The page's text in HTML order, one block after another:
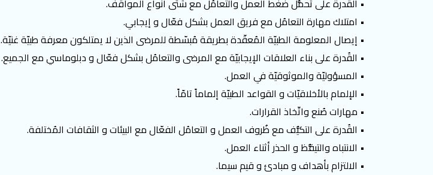
• القُدرة على تحمُّل ضغط العمل والتعامُل مع شتّى أنواع المواقف.
• امتلاك مهارة التعامُل مع فريق العمل بشكل فعّال و إيجابي.
• إيصال المعلومة الطبيّة المُعقّدة بطريقة مُبسّطة للمرضى الذين لا يمتلكون معرفة طبيّة غنيّة.
• القُدرة على بناء العلاقات الإيجابيّة مع المرضى والتعامُل بشكل فعّال و دبلوماسي مع الجميع.
• المسؤوليّة والموثوقيّة في العمل.
• الإلمام بالأخلاقيّات و القواعد الطبيّة إلماماً تامّاً.
• مهارات صُنع واتّخاذ القرارات.
• القُدرة على التكيُّف مع ظُروف العمل و التعامُل الفعّال مع البيئات و الثقافات المُختلفة.
• الانتباه والتيقُّظ و الحذر أثناء العمل.
• الالتزام بأهداف و مبادئ و قيم سيما.